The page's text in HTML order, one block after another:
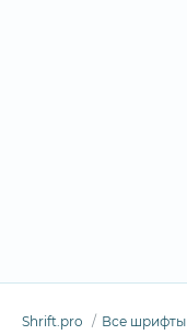
Shrift.pro Все шрифты